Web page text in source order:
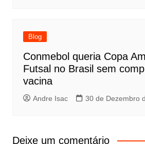
Blog
Conmebol queria Copa
Futsal no Brasil sem
vacina
Andre Isac 30 de Dezembro
Deixe um comentário